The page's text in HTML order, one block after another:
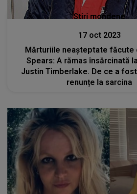
Stiri mondene
17 oct 2023
Mărturiile neașteptate făcute
Spears: A rămas însărcinată
Justin Timberlake. De ce a
renunțe la sarcina